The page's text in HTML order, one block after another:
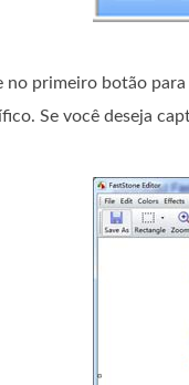
no primeiro botão
Se você deseja